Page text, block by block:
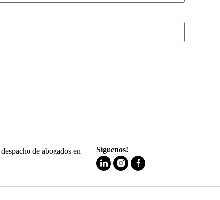
de abogados en
Síguenos!